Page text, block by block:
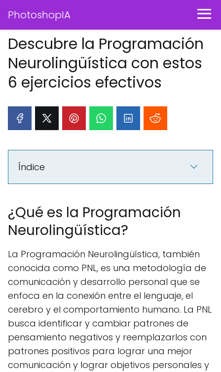
PhotoshopIA
Descubre la Programación
Neurolingüística con estos
6 ejercicios efectivos
Índice
¿Qué es la Programación
Neurolingüística?
La Programación Neurolingüística, también
conocida como PNL, es una metodología de
comunicación y desarrollo personal que se
enfoca en la conexión entre el lenguaje, el
cerebro y el comportamiento humano. La PNL
busca identificar y cambiar patrones de
pensamiento negativos y reemplazarlos con
patrones positivos para lograr una mejor
comunicación y lograr objetivos personales y